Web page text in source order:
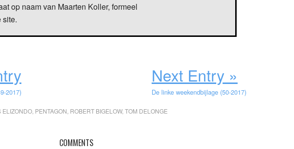
op naam van Maarten Koller, formeel
site.
2017)
Next Entry »
De linke weekendbijlage (50-2017)
ELIZONDO PENTAGON ROBERT BIGELOW, TOM DELONGE
COMMENTS